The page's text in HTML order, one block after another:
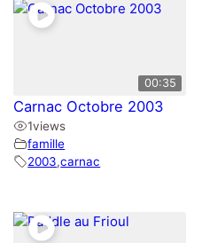
00:35
Carnac Octobre 2003
1views
famille
2003,carnac